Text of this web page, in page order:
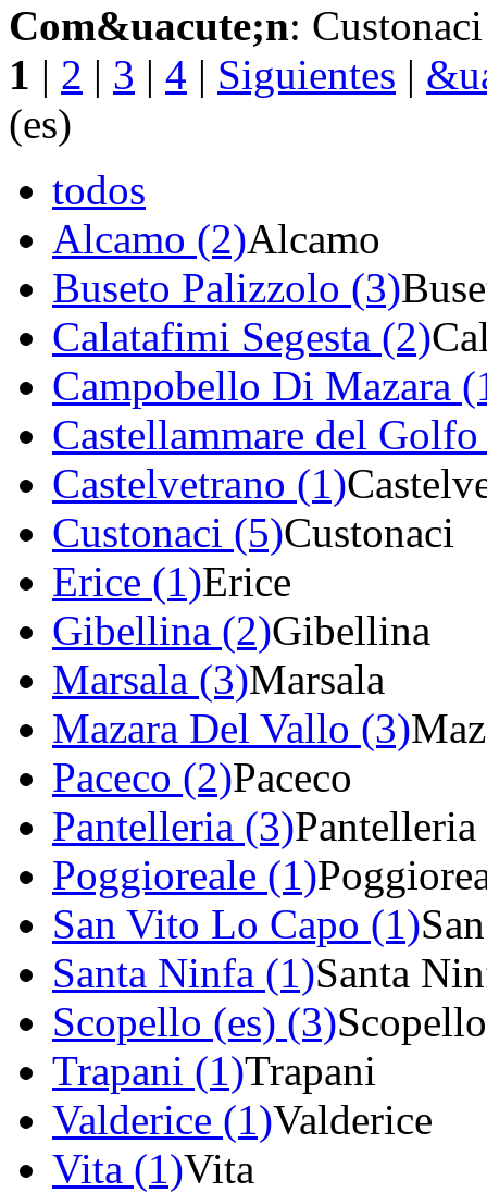
Com&uacute;n: Custonaci
1 | 2 | 3 | 4 | Siguientes |
(es)
todos
Alcamo (2)Alcamo
Buseto Palizzolo (3)
Calatafimi Segesta (2)
Campobello Di Mazara
Castellammare del
Castelvetrano (1)
Custonaci (5)Custonaci
Erice (1)Erice
Gibellina (2)Gibellina
Marsala (3)Marsala
Mazara Del Vallo (3)
Paceco (2)Paceco
Pantelleria (3)Pantelleria
Poggioreale (1)
San Vito Lo Capo (1)
Santa Ninfa (1)Santa
Scopello (es) (3)Scopello
Trapani (1)Trapani
Valderice (1)Valderice
Vita (1)Vita